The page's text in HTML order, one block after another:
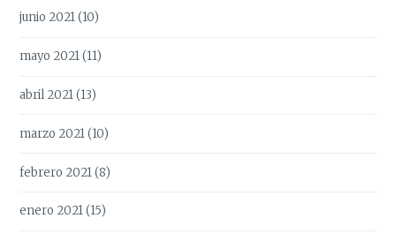
junio 2021(10)
mayo 2021(11)
abril 2021(13)
marzo 2021(10)
febrero 2021(8)
enero 2021(15)